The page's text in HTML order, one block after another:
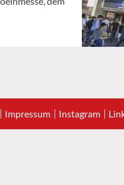
Impressum Instagram